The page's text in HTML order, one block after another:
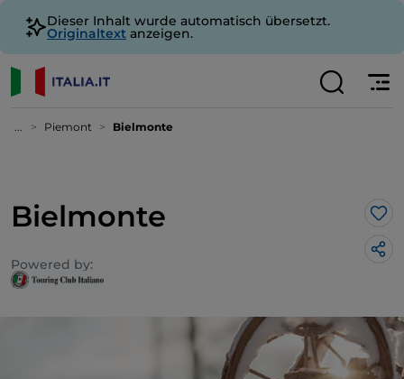
Dieser Inhalt wurde automatisch übersetzt.
Originaltext anzeigen.
... Piemont Bielmonte
Bielmonte
Powered by: